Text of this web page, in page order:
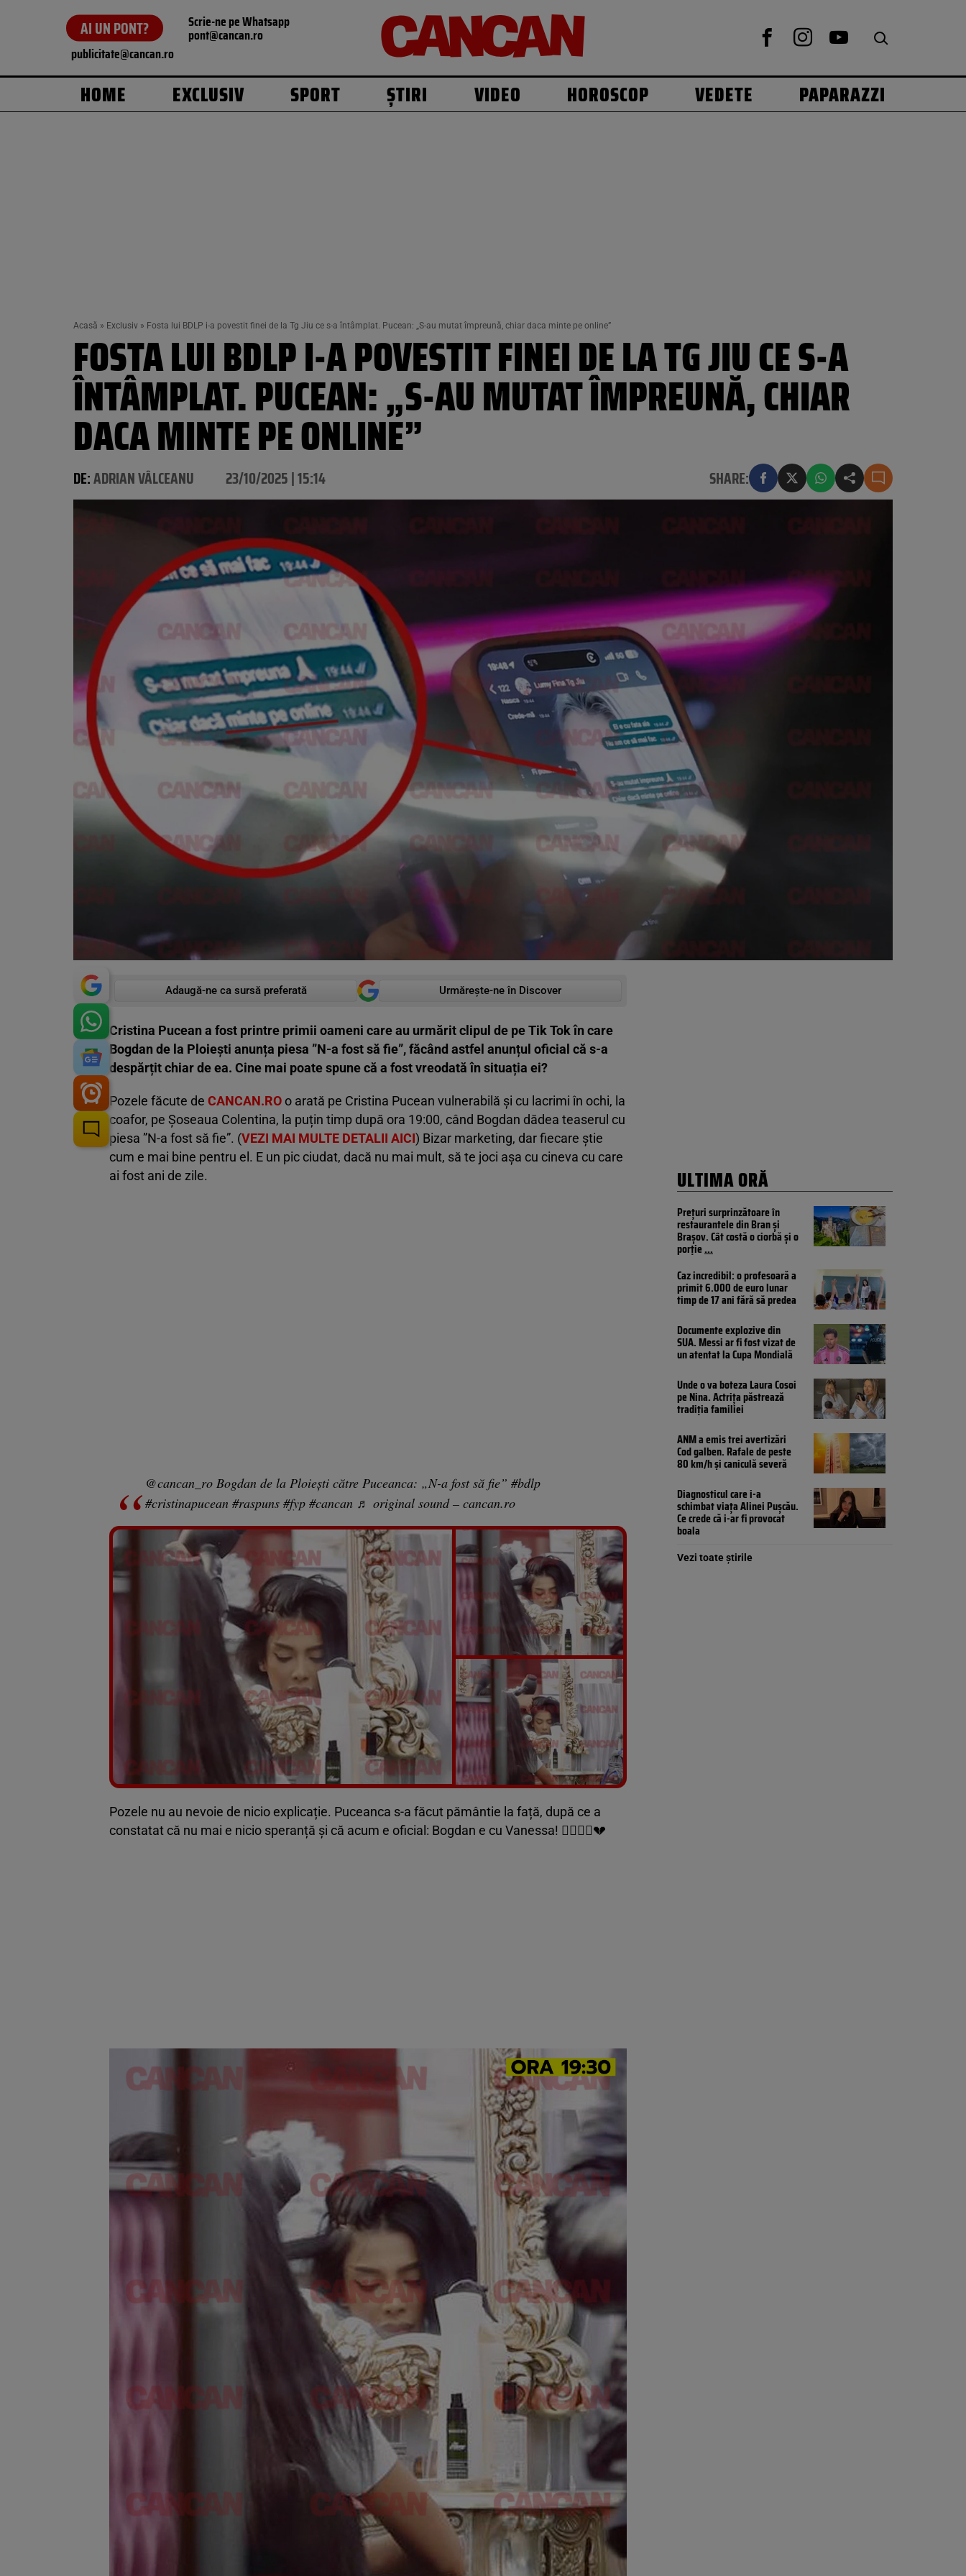
AI UN PONT? Scrie-ne pe Whatsapp
pont@cancan.ro
publicitate@cancan.ro
HOME EXCLUSIV SPORT ȘTIRI VIDEO HOROSCOP VEDETE PAPARAZZI
Acasă » Exclusiv » Fosta lui BDLP i-a povestit finei de la Tg Jiu ce s-a întâmplat. Pucean: „S-au mutat împreună, chiar daca minte pe online”
FOSTA LUI BDLP I-A POVESTIT FINEI DE LA TG JIU CE S-A
ÎNTÂMPLAT. PUCEAN: „S-AU MUTAT ÎMPREUNĂ, CHIAR
DACA MINTE PE ONLINE”
DE:ADRIAN VÂLCEANU 23/10/2025 | 15:14 SHARE:
Adaugă-ne ca sursă preferată Urmărește-ne în Discover
Cristina Pucean a fost printre primii oameni care au urmărit clipul de pe Tik Tok în care
Bogdan de la Ploiești anunța piesa ”N-a fost să fie”, făcând astfel anunțul oficial că s-a
despărțit chiar de ea. Cine mai poate spune că a fost vreodată în situația ei?
Pozele făcute de CANCAN.RO o arată pe Cristina Pucean vulnerabilă și cu lacrimi în ochi, la
coafor, pe Șoseaua Colentina, la puțin timp după ora 19:00, când Bogdan dădea teaserul cu
piesa ”N-a fost să fie”. (VEZI MAI MULTE DETALII AICI) Bizar marketing, dar fiecare știe
cum e mai bine pentru el. E un pic ciudat, dacă nu mai mult, să te joci așa cu cineva cu care
ai fost ani de zile.
@cancan_ro Bogdan de la Ploiești către Puceanca: „N-a fost să fie” #bdlp
#cristinapucean #raspuns #fyp #cancan ♬ original sound – cancan.ro
Vezi galeria foto
18 poze
Pozele nu au nevoie de nicio explicație. Puceanca s-a făcut pământie la față, după ce a
constatat că nu mai e nicio speranță și că acum e oficial: Bogdan e cu Vanessa! 🤷‍♂🤦‍♂💔
ULTIMA ORĂ
Prețuri surprinzătoare în
restaurantele din Bran și
Brașov. Cât costă o ciorbă și o
porție...
Caz incredibil: o profesoară a
primit 6.000 de euro lunar
timp de 17 ani fără să predea
Documente explozive din
SUA. Messi ar fi fost vizat de
un atentat la Cupa Mondială
Unde o va boteza Laura Cosoi
pe Nina. Actrița păstrează
tradiția familiei
ANM a emis trei avertizări
Cod galben. Rafale de peste
80 km/h și caniculă severă
Diagnosticul care i-a
schimbat viața Alinei Pușcău.
Ce crede că i-ar fi provocat
boala
Vezi toate știrile